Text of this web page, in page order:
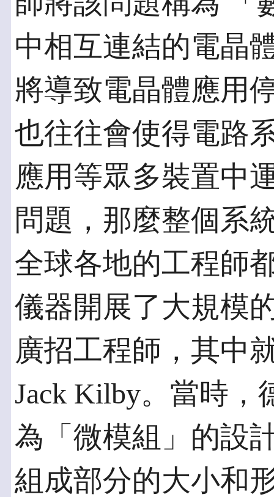
中相互連結的電晶
將導致電晶體應用
也往往會使得電路
應用等眾多裝置中
問題，那麼整個系
全球各地的工程師
儀器開展了大規模
廣招工程師，其中
Jack Kilby。當時，
為「微模組」的設
組成部分的大小和